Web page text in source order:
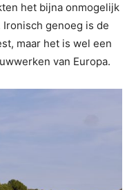
het bijna onmogelijk
genoeg is de
maar het is wel een
van Europa.